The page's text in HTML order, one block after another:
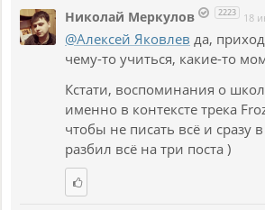
Николай Меркулов 2223 18
@Алексей Яковлев да,
чему-то учиться, какие-то
Кстати, воспоминания о
именно в контексте трека
чтобы не писать всё и сразу
разбил всё на три поста )